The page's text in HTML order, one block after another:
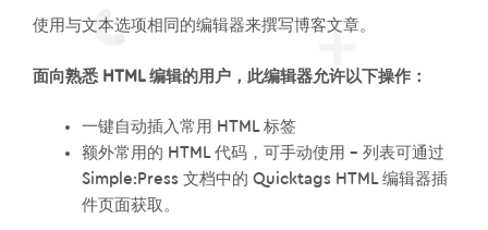
使用与文本选项相同的编辑器来撰写博客文章。
面向熟悉 HTML 编辑的用户，此编辑器允许以下操作：
一键自动插入常用 HTML 标签
额外常用的 HTML 代码，可手动使用 – 列表可通过
Simple:Press 文档中的 Quicktags HTML 编辑器插
件页面获取。